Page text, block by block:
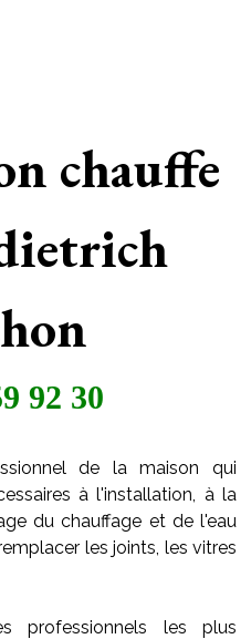
chauffe
92 30
de la maison qui
à l'installation, à la
du chauffage et de l'eau
les joints, les vitres
professionnels les plus